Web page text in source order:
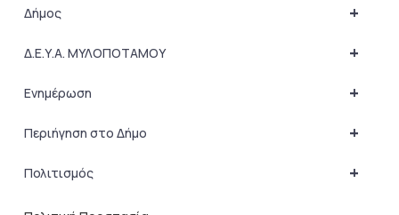
+
Δήμος
+
Δ.Ε.Υ.Α. ΜΥΛΟΠΟΤΑΜΟΥ
+
Ενημέρωση
+
Περιήγηση στο Δήμο
+
Πολιτισμός